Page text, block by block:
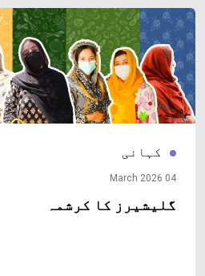
کہانی
04 March 2026
گلیشیرز کا کرشمہ